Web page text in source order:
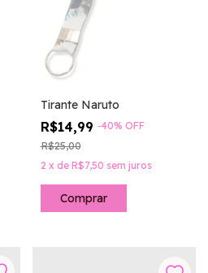
Tirante Naruto
R$14,99 -40% OFF
R$25,00
2 x de R$7,50 sem juros